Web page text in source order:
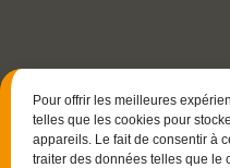
Pour offrir les meilleures
telles que les cookies pour
appareils. Le fait de consentir à
traiter des données telles que le